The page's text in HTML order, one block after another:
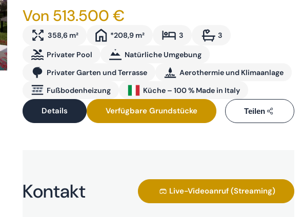
Von 513.500 €
358,6 m² *208,9 m² 3 3
Privater Pool
Natürliche Umgebung
Privater Garten und Terrasse
Aerothermie und Klimaanlage
Fußbodenheizung
Küche – 100 % Made in Italy
Details Verfügbare Grundstücke Teilen
Kontakt Live-Videoanruf (Streaming)